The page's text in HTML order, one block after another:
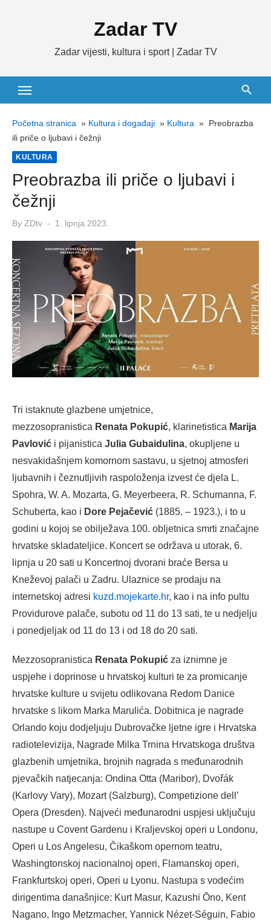
Zadar TV
Zadar vijesti, kultura i sport | Zadar TV
Početna stranica » Kultura i događaji » Kultura » Preobrazba
ili priče o ljubavi i čežnji
KULTURA
Preobrazba ili priče o ljubavi i
čežnji
By ZDtv
Posted
1. lipnja 2023.
Tri istaknute glazbene umjetnice,
mezzosopranistica Renata Pokupić, klarinetistica Marija
Pavlović i pijanistica Julia Gubaidulina, okupljene u
nesvakidašnjem komornom sastavu, u sjetnoj atmosferi
ljubavnih i čeznutljivih raspoloženja izvest će djela L.
Spohra, W. A. Mozarta, G. Meyerbeera, R. Schumanna, F.
Schuberta, kao i Dore Pejačević (1885. – 1923.), i to u
godini u kojoj se obilježava 100. obljetnica smrti značajne
hrvatske skladateljice. Koncert se održava u utorak, 6.
lipnja u 20 sati u Koncertnoj dvorani braće Bersa u
Kneževoj palači u Zadru. Ulaznice se prodaju na
internetskoj adresi kuzd.mojekarte.hr, kao i na info pultu
Providurove palače, subotu od 11 do 13 sati, te u nedjelju
i ponedjeljak od 11 do 13 i od 18 do 20 sati.
Mezzosopranistica Renata Pokupić za iznimne je
uspjehe i doprinose u hrvatskoj kulturi te za promicanje
hrvatske kulture u svijetu odlikovana Redom Danice
hrvatske s likom Marka Marulića. Dobitnica je nagrade
Orlando koju dodjeljuju Dubrovačke ljetne igre i Hrvatska
radiotelevizija, Nagrade Milka Trnina Hrvatskoga društva
glazbenih umjetnika, brojnih nagrada s međunarodnih
pjevačkih natjecanja: Ondina Otta (Maribor), Dvořák
(Karlovy Vary), Mozart (Salzburg), Competizione dell’
Opera (Dresden). Najveći međunarodni uspjesi uključuju
nastupe u Covent Gardenu i Kraljevskoj operi u Londonu,
Operi u Los Angelesu, Čikaškom opernom teatru,
Washingtonskoj nacionalnoj operi, Flamanskoj operi,
Frankfurtskoj operi, Operi u Lyonu. Nastupa s vodećim
dirigentima današnjice: Kurt Masur, Kazushi Ōno, Kent
Nagano, Ingo Metzmacher, Yannick Nézet-Séguin, Fabio